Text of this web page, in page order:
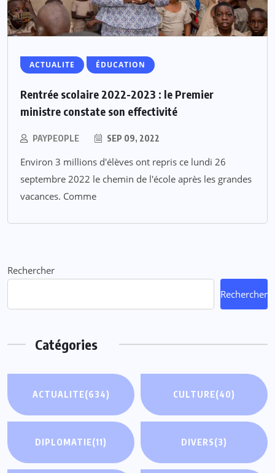
ACTUALITE ÉDUCATION
Rentrée scolaire 2022-2023 : le Premier
ministre constate son effectivité
PAYPEOPLE SEP 09, 2022
Environ 3 millions d'élèves ont repris ce lundi 26
septembre 2022 le chemin de l'école après les grandes
vacances. Comme
Rechercher
Rechercher
Catégories
ACTUALITE(634) CULTURE(40)
DIPLOMATIE(11) DIVERS(3)